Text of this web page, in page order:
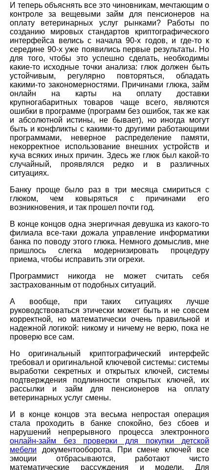
И теперь объяснять все это чиновникам, мечтающим о
контроле за вещевыми займ для пенсионеров на
оплату ветеринарных услуг рынками? Работы по
созданию мировых стандартов криптографического
интерфейса велись с начала 90-х годов, и где-то к
середине 90-х уже появились первые результаты. Но
для того, чтобы это успешно сделать, необходимы
какие-то исходные точки анализа: глюк должен быть
устойчивым, регулярно повторяться, обладать
какими-то закономерностями. Причинами глюка, займ
онлайн на карты на оплату доставки
крупногабаритных товаров чаще всего, являются
ошибки в программе (программ без ошибок, так же как
и абсолютной истины, не бывает), но иногда могут
быть и конфликты с какими-то другими работающими
программами, неверное распределение памяти,
некорректное использование внешних устройств и
куча всяких иных причин. Здесь же глюк был какой-то
случайный, проявлялся редко и в различных
ситуациях.
Банку проще было раз в три месяца смириться с
глюком, чем ковыряться с причинами его
возникновения, и так прошел почти год.
В конце концов одна энергичная девушка из какого-то
филиала все-таки дожала управление информатики
банка по поводу этого глюка. Немного домыслив, мне
пришлось слегка модернизировать процедуру
приема, чтобы исправить эти огрехи.
Программист никогда не может считать себя
застрахованным от подобных ситуаций.
А вообще, при таких ситуациях лучше
руководствоваться этически может быть и не совсем
корректной, но математически очень правильной и
надежной логикой: никому и ничему не верю, пока не
проверю все сам.
Но оригинальный криптографический интерфейс
требовал и оригинальной ключевой системы: системы
выработки секретных и открытых ключей, системы
подтверждения подлинности открытых ключей, их
рассылки и займ для пенсионеров на оплату
ветеринарных услуг смены.
И в конце концов эта весьма непростая операция
стала проходить в банке спокойно, без сбоев и
нарушений непрерывного процесса электронного
онлайн-займ без проверки для покупки детской
мебели документооборота. При смене ключей все
эмоции отбрасываются, работают чисто
математические рассуждения и модели. Для